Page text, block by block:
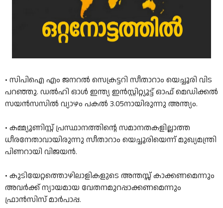
• സിപിഐ എം ജനറൽ സെക്രട്ടറി സീതാറാം യെച്ചൂരി വിട
പറഞ്ഞു. ഡൽഹി ഓൾ ഇന്ത്യ ഇൻസ്റ്റിറ്റ്യൂട്ട്‌ ഓഫ് മെഡിക്കൽ
സയൻസസിൽ വ്യാഴം പകൽ 3.05നായിരുന്നു അന്ത്യം.
• കമ്മ്യൂണിസ്റ്റ് പ്രസ്ഥാനത്തിന്റെ സമാനതകളില്ലാത്ത
ധീരനേതാവായിരുന്നു സീതാറാം യെച്ചൂരിയെന്ന് മുഖ്യമന്ത്രി
പിണറായി വിജയന്‍.
• കുടിയേറ്റത്തൊഴിലാളികളുടെ അന്തസ്സ്‌ കാക്കണമെന്നും
അവർക്ക് ന്യായമായ വേതനമുറപ്പാക്കണമെന്നും
ഫ്രാൻസിസ് മാർപാപ്പ.